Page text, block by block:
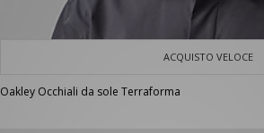
ACQUISTO VELOCE
Oakley Occhiali da sole Terraforma